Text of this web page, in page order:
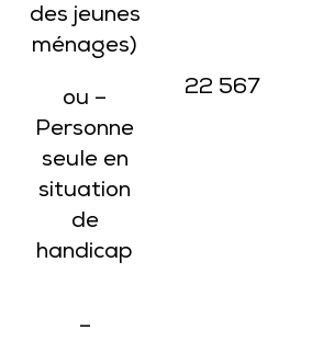
des jeunes
ménages)
ou –
Personne
seule en
situation
de
handicap
22 567
–